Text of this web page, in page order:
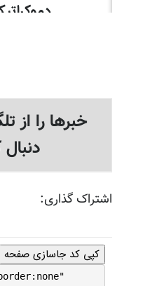
خبرها را از
اشتراک گذاری:
کپی کد جاسازی صفحه